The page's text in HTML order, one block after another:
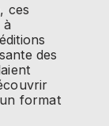
ces
à
des
format